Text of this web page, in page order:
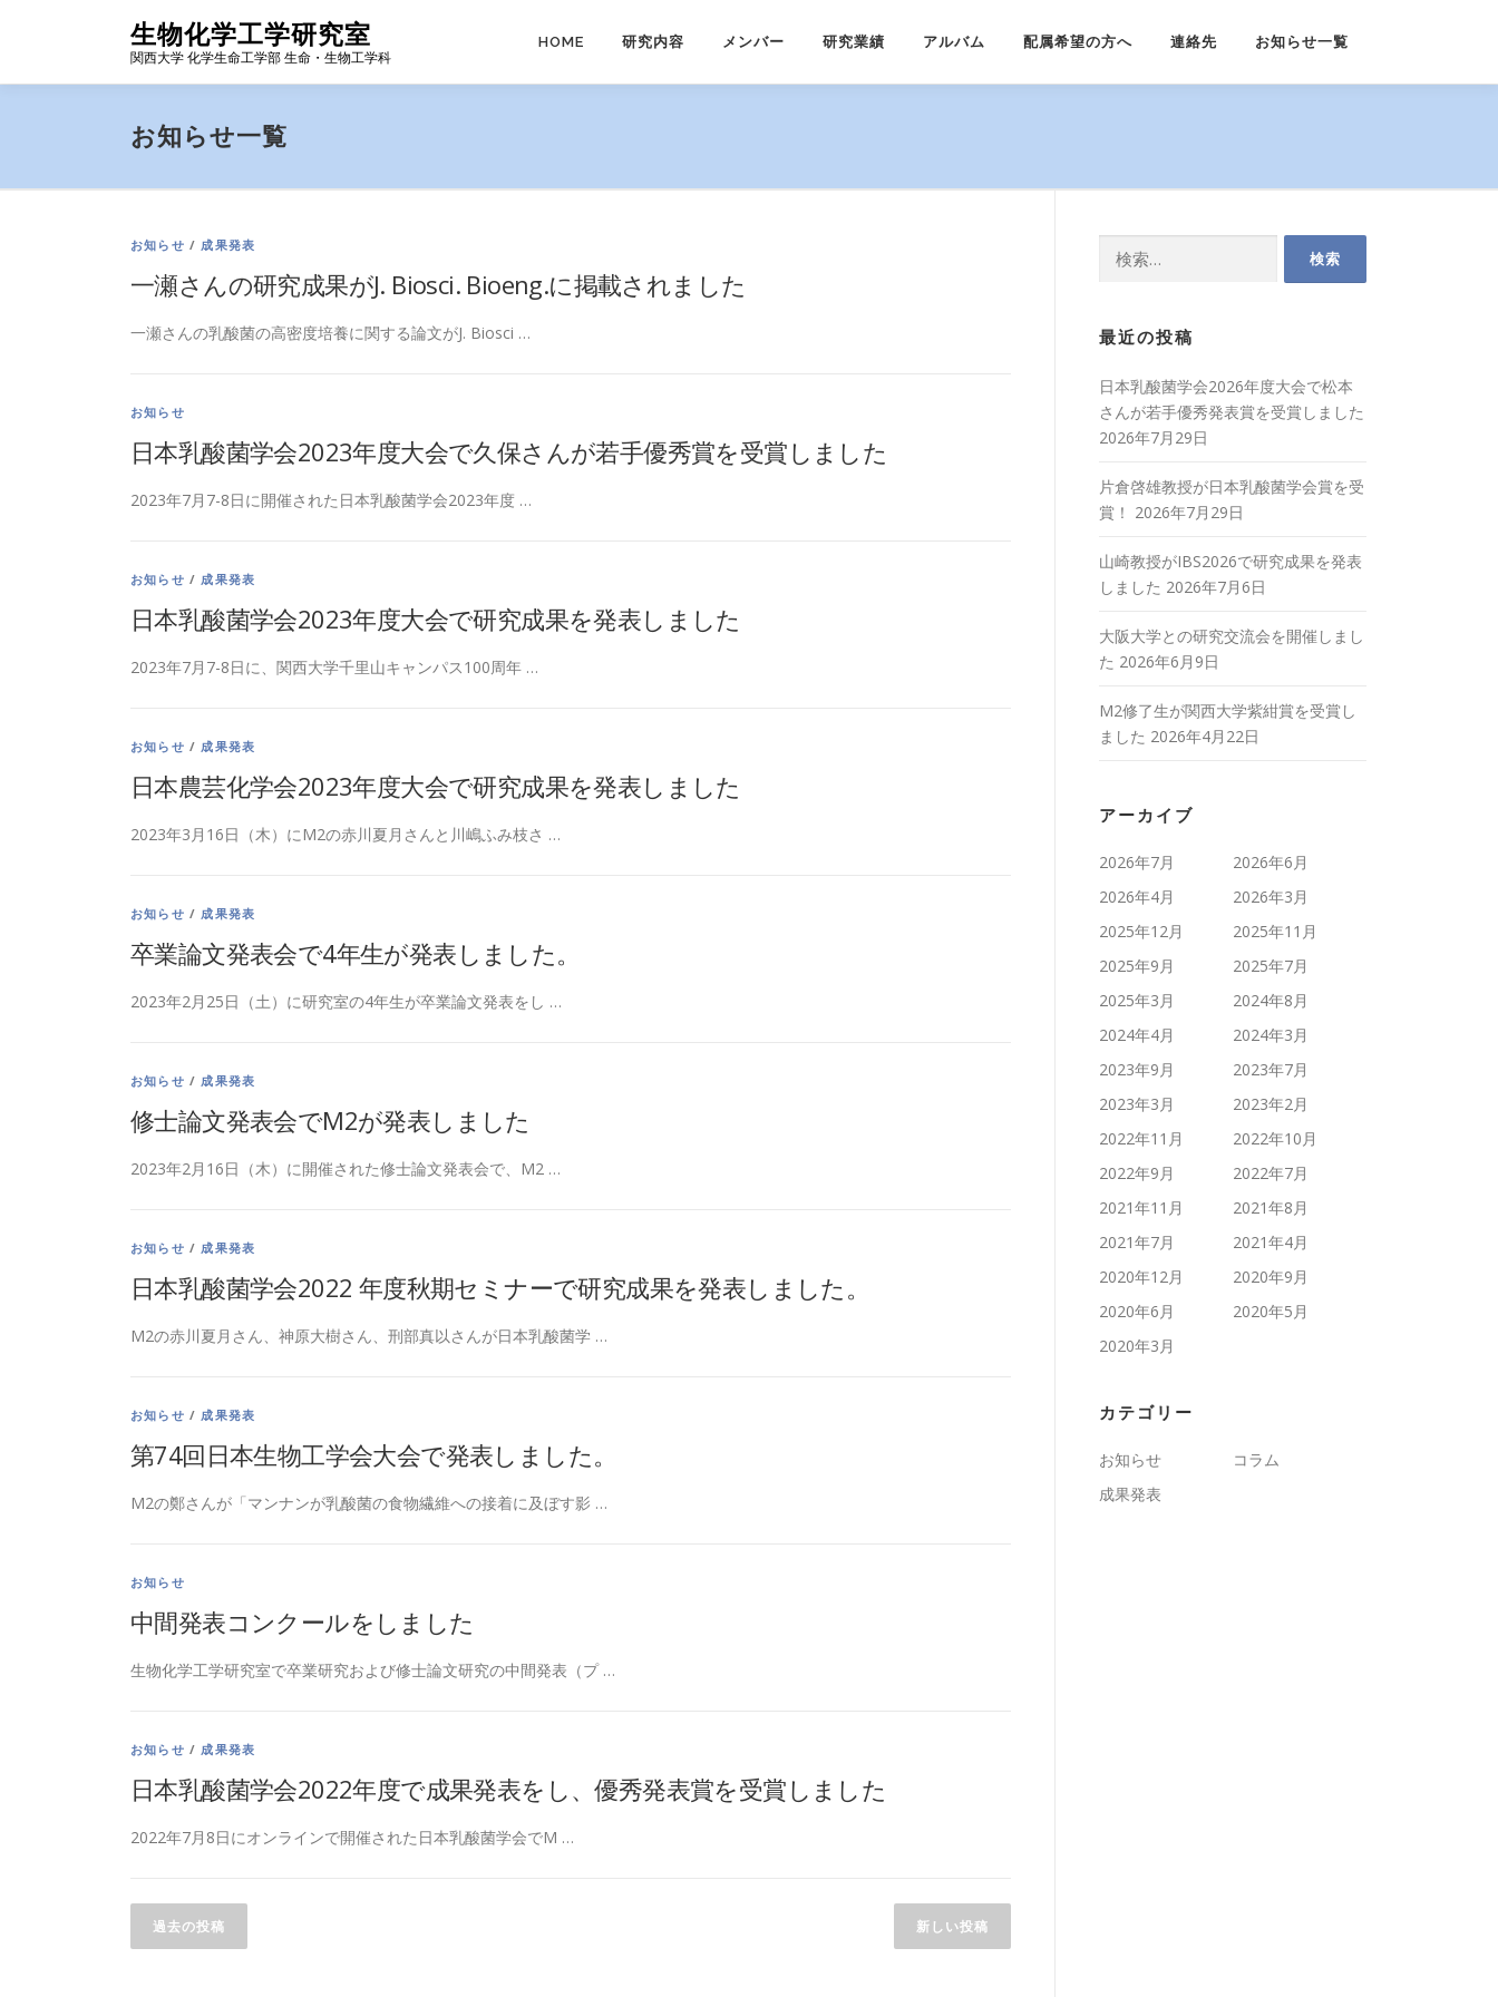
ン
キ
生物化学工学研究室
関西大学 化学生命工学部 生命・生物工学科
HOME 研究内容 メンバー 研究業績 アルバム 配属希望の方へ 連絡先 お知らせ一覧
お知らせ一覧
お
知
せ
一
お知らせ /成果発表
一瀬さんの研究成果がJ. Biosci. Bioeng.に掲載されました
一瀬さんの乳酸菌の高密度培養に関する論文がJ. Biosci …
お知らせ
日本乳酸菌学会2023年度大会で久保さんが若手優秀賞を受賞しました
2023年7月7-8日に開催された日本乳酸菌学会2023年度 …
お知らせ /成果発表
日本乳酸菌学会2023年度大会で研究成果を発表しました
2023年7月7-8日に、関西大学千里山キャンパス100周年 …
お知らせ /成果発表
日本農芸化学会2023年度大会で研究成果を発表しました
2023年3月16日（木）にM2の赤川夏月さんと川嶋ふみ枝さ …
お知らせ /成果発表
卒業論文発表会で4年生が発表しました。
2023年2月25日（土）に研究室の4年生が卒業論文発表をし …
お知らせ /成果発表
修士論文発表会でM2が発表しました
2023年2月16日（木）に開催された修士論文発表会で、M2 …
お知らせ /成果発表
日本乳酸菌学会2022 年度秋期セミナーで研究成果を発表しました。
M2の赤川夏月さん、神原大樹さん、刑部真以さんが日本乳酸菌学 …
お知らせ /成果発表
第74回日本生物工学会大会で発表しました。
M2の鄭さんが「マンナンが乳酸菌の食物繊維への接着に及ぼす影 …
お知らせ
中間発表コンクールをしました
生物化学工学研究室で卒業研究および修士論文研究の中間発表（プ …
お知らせ /成果発表
日本乳酸菌学会2022年度で成果発表をし、優秀発表賞を受賞しました
2022年7月8日にオンラインで開催された日本乳酸菌学会でM …
投
稿過去の投稿 新しい投稿
最近の投稿
日本乳酸菌学会2026年度大会で松本
さんが若手優秀発表賞を受賞しました
2026年7月29日
片倉啓雄教授が日本乳酸菌学会賞を受
賞！ 2026年7月29日
山崎教授がIBS2026で研究成果を発表
しました 2026年7月6日
大阪大学との研究交流会を開催しまし
た 2026年6月9日
M2修了生が関西大学紫紺賞を受賞し
ました 2026年4月22日
アーカイブ
2026年7月
2026年6月
2026年4月
2026年3月
2025年12月
2025年11月
2025年9月
2025年7月
2025年3月
2024年8月
2024年4月
2024年3月
2023年9月
2023年7月
2023年3月
2023年2月
2022年11月
2022年10月
2022年9月
2022年7月
2021年11月
2021年8月
2021年7月
2021年4月
2020年12月
2020年9月
2020年6月
2020年5月
2020年3月
カテゴリー
お知らせ
コラム
成果発表